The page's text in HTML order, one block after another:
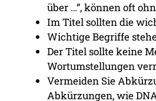
über …“, können oft
Im Titel sollten die
Wichtige Begriffe
Der Titel sollte keine
Wortumstellungen
Vermeiden Sie
Abkürzungen, wie